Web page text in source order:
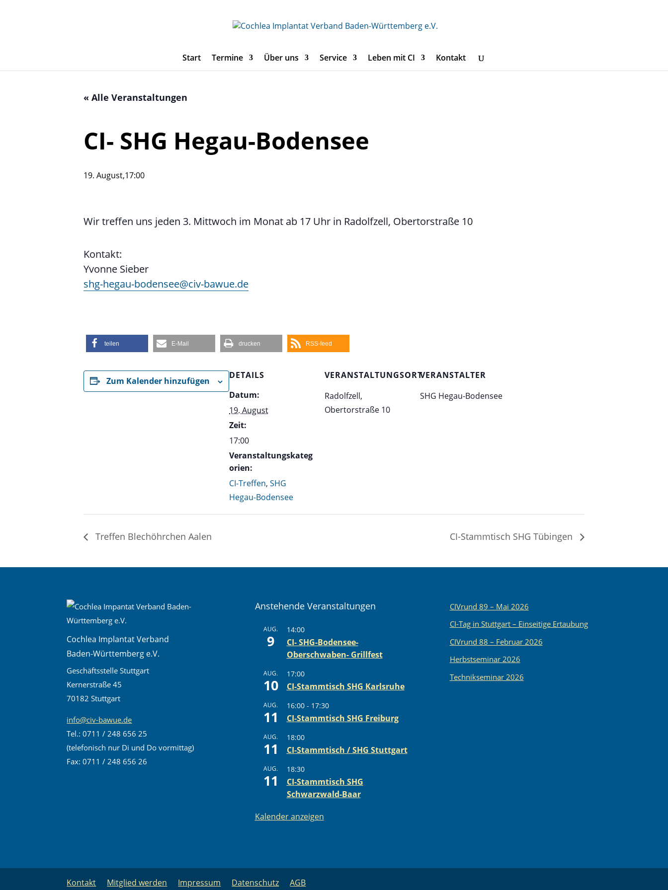
Start Termine Über uns Service Leben mit CI Kontakt
« Alle Veranstaltungen
CI- SHG Hegau-Bodensee
19. August,17:00
Wir treffen uns jeden 3. Mittwoch im Monat ab 17 Uhr in Radolfzell, Obertorstraße 10
Kontakt:
Yvonne Sieber
shg-hegau-bodensee@civ-bawue.de
teilen E-Mail drucken RSS-feed
Zum Kalender hinzufügen
DETAILS
Datum:
19. August
Zeit:
17:00
Veranstaltungskateg
orien:
CI-Treffen, SHG
Hegau-Bodensee
VERANSTALTUNGSORT
Radolfzell,
Obertorstraße 10
VERANSTALTER
SHG Hegau-Bodensee
Treffen Blechöhrchen Aalen CI-Stammtisch SHG Tübingen
Cochlea Implantat Verband
Baden-Württemberg e.V.
Geschäftsstelle Stuttgart
Kernerstraße 45
70182 Stuttgart
info@civ-bawue.de
Tel.: 0711 / 248 656 25
(telefonisch nur Di und Do vormittag)
Fax: 0711 / 248 656 26
Anstehende Veranstaltungen
AUG.
9
14:00
CI- SHG-Bodensee-
Oberschwaben- Grillfest
AUG.
10
17:00
CI-Stammtisch SHG Karlsruhe
AUG.
11
16:00- 17:30
CI-Stammtisch SHG Freiburg
AUG.
11
18:00
CI-Stammtisch / SHG Stuttgart
AUG.
11
18:30
CI-Stammtisch SHG
Schwarzwald-Baar
Kalender anzeigen
CIVrund 89 – Mai 2026
CI-Tag in Stuttgart – Einseitige Ertaubung
CIVrund 88 – Februar 2026
Herbstseminar 2026
Technikseminar 2026
Kontakt Mitglied werden Impressum Datenschutz AGB